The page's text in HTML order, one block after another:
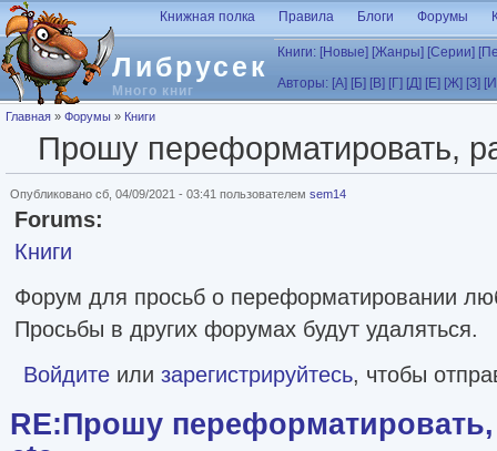
Перейти к основному содержанию
Либрусек
Много книг
Книжная полка Правила Блоги Форумы
Книги: [Новые] [Жанры] [Серии]
Авторы: [А] [Б] [В] [Г] [Д] [Е] [Ж] [З]
Вы здесь
Главная » Форумы » Книги
Прошу переформатировать,
Опубликовано сб, 04/09/2021 - 03:41 пользователем sem14
Forums:
Книги
Форум для просьб о переформатировании
Просьбы в других форумах будут удаляться.
Войдите или зарегистрируйтесь, чтобы
RE:Прошу переформатировать,